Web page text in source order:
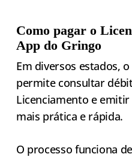
Como pagar o
App do Gringo
Em diversos estados,
permite consultar
Licenciamento e
mais prática e rápida.
O processo funciona